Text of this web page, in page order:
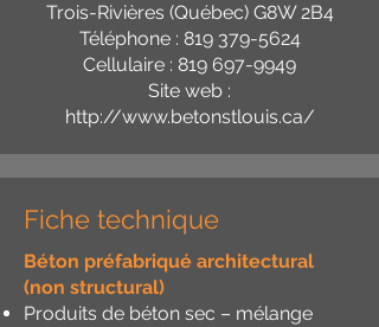
Trois-Rivières (Québec) G8W 2B4
Téléphone : 819 379-5624
Cellulaire : 819 697-9949
Site web :
http://www.betonstlouis.ca/
Fiche technique
Béton préfabriqué architectural
(non structural)
Produits de béton sec – mélange